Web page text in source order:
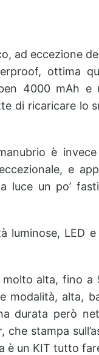
ad eccezione
ottima
4000 mAh e
di ricaricare lo
è
e
luce un po’
luminose, LED
alta, fino a
alta,
durata però
stampa
è un KIT tutto